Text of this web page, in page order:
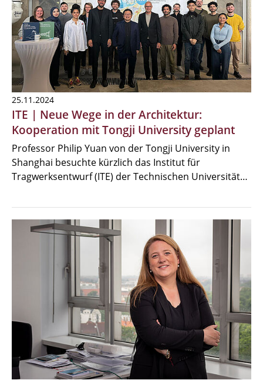
25.11.2024
ITE | Neue Wege in der Architektur:
Kooperation mit Tongji University geplant
Professor Philip Yuan von der Tongji University in
Shanghai besuchte kürzlich das Institut für
Tragwerksentwurf (ITE) der Technischen Universität…